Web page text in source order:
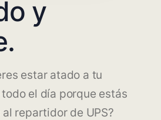
y
estar atado a tu
el día porque estás
repartidor de UPS?